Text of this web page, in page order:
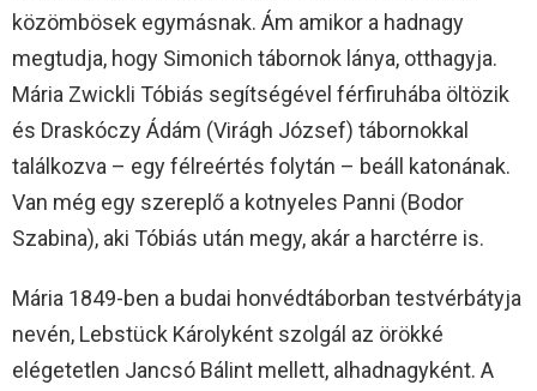
közömbösek egymásnak. Ám amikor a hadnagy
megtudja, hogy Simonich tábornok lánya, otthagyja.
Mária Zwickli Tóbiás segítségével férfiruhába öltözik
és Draskóczy Ádám (Virágh József) tábornokkal
találkozva – egy félreértés folytán – beáll katonának.
Van még egy szereplő a kotnyeles Panni (Bodor
Szabina), aki Tóbiás után megy, akár a harctérre is.
Mária 1849-ben a budai honvédtáborban testvérbátyja
nevén, Lebstück Károlyként szolgál az örökké
elégetetlen Jancsó Bálint mellett, alhadnagyként. A